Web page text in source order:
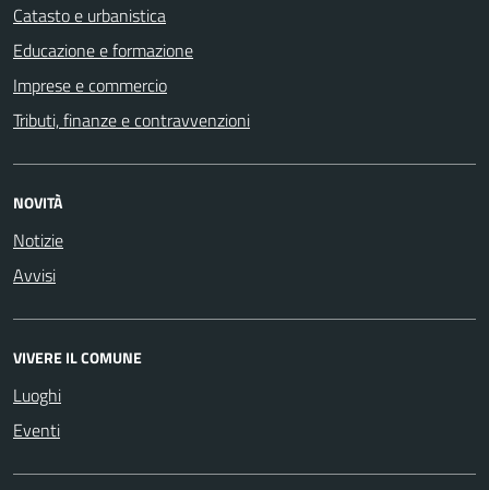
Catasto e urbanistica
Educazione e formazione
Imprese e commercio
Tributi, finanze e contravvenzioni
NOVITÀ
Notizie
Avvisi
VIVERE IL COMUNE
Luoghi
Eventi